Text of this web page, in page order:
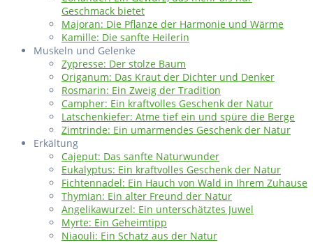
Geschmack bietet
Majoran: Die Pflanze der Harmonie und Wärme
Kamille: Die sanfte Heilerin
Muskeln und Gelenke
Zypresse: Der stolze Baum
Origanum: Das Kraut der Dichter und Denker
Rosmarin: Ein Zweig der Tradition
Campher: Ein kraftvolles Geschenk der Natur
Latschenkiefer: Atme tief ein und spüre die Berge
Zimtrinde: Ein umarmendes Geschenk der Natur
Erkältung
Cajeput: Das sanfte Naturwunder
Eukalyptus: Ein kraftvolles Geschenk der Natur
Fichtennadel: Ein Hauch von Wald in Ihrem Zuhause
Thymian: Ein alter Freund der Natur
Angelikawurzel: Ein unterschätztes Juwel
Myrte: Ein Geheimtipp
Niaouli: Ein Schatz aus der Natur